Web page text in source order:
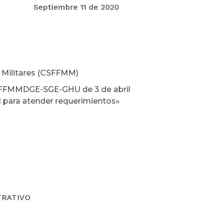
Septiembre 11 de 2020
(CSFFMM)
SGE-GHU de 3 de abril
atender requerimientos»